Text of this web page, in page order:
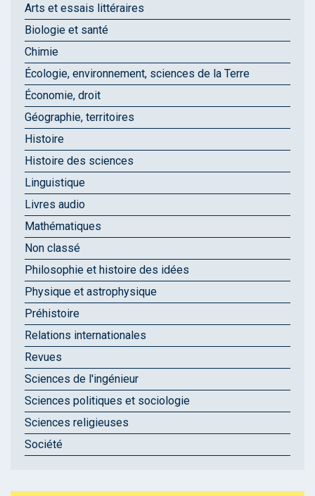
Arts et essais littéraires
Biologie et santé
Chimie
Écologie, environnement, sciences de la Terre
Économie, droit
Géographie, territoires
Histoire
Histoire des sciences
Linguistique
Livres audio
Mathématiques
Non classé
Philosophie et histoire des idées
Physique et astrophysique
Préhistoire
Relations internationales
Revues
Sciences de l'ingénieur
Sciences politiques et sociologie
Sciences religieuses
Société